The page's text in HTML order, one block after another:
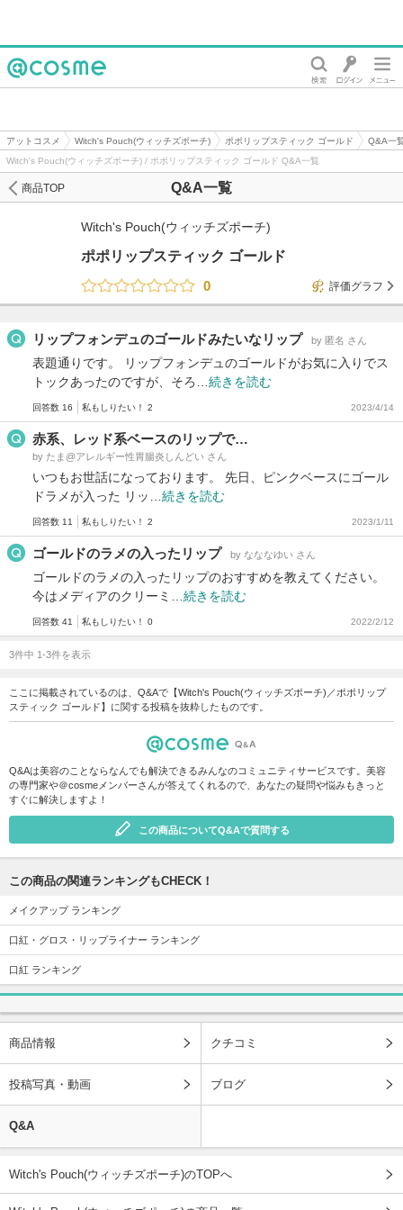
アットコスメ Witch's Pouch(ウィッチズポーチ) ポポリップスティック ゴールド
Q&A一
Witch's Pouch(ウィッチズポーチ) / ポポリップスティック ゴールド Q&A一覧
Q&A一覧
商品TOP
Witch's Pouch(ウィッチズポーチ)
ポポリップスティック ゴールド
0
評価グラフ
リップフォンデュのゴールドみたいなリップ by 匿名 さん
表題通りです。 リップフォンデュのゴールドがお気に入りでス
トックあったのですが、そろ… 続きを読む
回答数 16 私もしりたい！ 2 2023/4/14
赤系、レッド系ベースのリップで…
by たま@アレルギー性胃腸炎しんどい さん
いつもお世話になっております。 先日、ピンクベースにゴール
ドラメが入った リッ… 続きを読む
回答数 11 私もしりたい！ 2 2023/1/11
ゴールドのラメの入ったリップ by なななゆい さん
ゴールドのラメの入ったリップのおすすめを教えてください。
今はメディアのクリーミ… 続きを読む
回答数 41 私もしりたい！ 0 2022/2/12
3件中 1-3件を表示
ここに掲載されているのは、Q&Aで【Witch's Pouch(ウィッチズポーチ)／ポポリップ
スティック ゴールド】に関する投稿を抜粋したものです。
Q&Aは美容のことならなんでも解決できるみんなのコミュニティサービスです。美容
の専門家や＠cosmeメンバーさんが答えてくれるので、あなたの疑問や悩みもきっと
すぐに解決しますよ！
この商品についてQ&Aで質問する
この商品の関連ランキングもCHECK！
メイクアップ ランキング
口紅・グロス・リップライナー ランキング
口紅 ランキング
商品情報 クチコミ
投稿写真・動画 ブログ
Q&A
Witch's Pouch(ウィッチズポーチ)のTOPへ